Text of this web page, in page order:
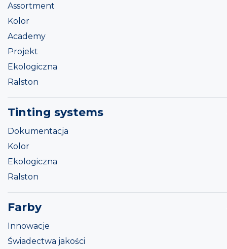
Assortment
Kolor
Academy
Projekt
Ekologiczna
Ralston
Tinting systems
Dokumentacja
Kolor
Ekologiczna
Ralston
Farby
Innowacje
Świadectwa jakości